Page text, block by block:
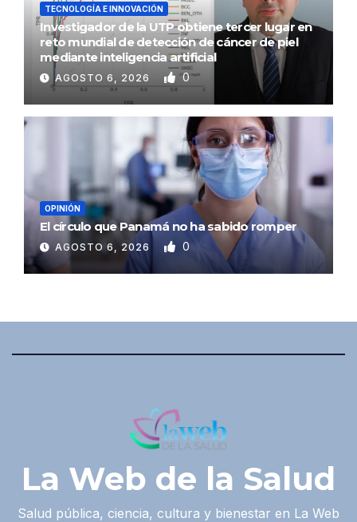
TECNOLOGÍA E INNOVACIÓN
Investigador de la UTP obtiene tercer lugar en
reto mundial de detección de cáncer de piel
mediante inteligencia artificial
AGOSTO 6, 2026 0
OPINIÓN
El círculo que Panamá no ha sabido romper
AGOSTO 6, 2026 0
La Web de la Salud
Salud pública, ciencia, cultura y bienestar en La Web